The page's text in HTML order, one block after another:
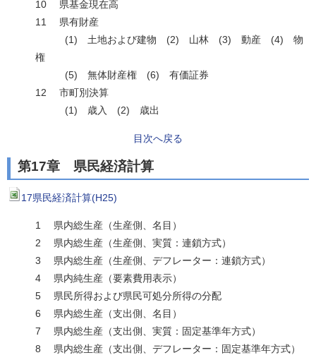
10 県基金現在高
11 県有財産
(1) 土地および建物 (2) 山林 (3) 動産 (4) 物
権
(5) 無体財産権 (6) 有価証券
12 市町別決算
(1) 歳入 (2) 歳出
目次へ戻る
第17章 県民経済計算
17県民経済計算(H25)
1 県内総生産（生産側、名目）
2 県内総生産（生産側、実質：連鎖方式）
3 県内総生産（生産側、デフレーター：連鎖方式）
4 県内純生産（要素費用表示）
5 県民所得および県民可処分所得の分配
6 県内総生産（支出側、名目）
7 県内総生産（支出側、実質：固定基準年方式）
8 県内総生産（支出側、デフレーター：固定基準年方式）